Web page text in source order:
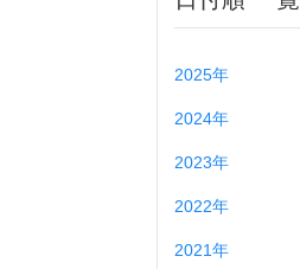
2025年
2024年
2023年
2022年
2021年